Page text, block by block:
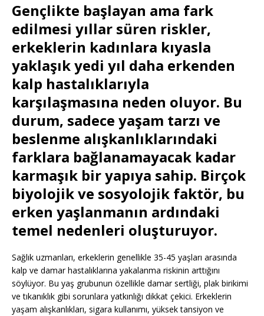
Gençlikte başlayan ama fark
edilmesi yıllar süren riskler,
erkeklerin kadınlara kıyasla
yaklaşık yedi yıl daha erkenden
kalp hastalıklarıyla
karşılaşmasına neden oluyor. Bu
durum, sadece yaşam tarzı ve
beslenme alışkanlıklarındaki
farklara bağlanamayacak kadar
karmaşık bir yapıya sahip. Birçok
biyolojik ve sosyolojik faktör, bu
erken yaşlanmanın ardındaki
temel nedenleri oluşturuyor.
Sağlık uzmanları, erkeklerin genellikle 35-45 yaşları arasında
kalp ve damar hastalıklarına yakalanma riskinin arttığını
söylüyor. Bu yaş grubunun özellikle damar sertliği, plak birikimi
ve tıkanıklık gibi sorunlara yatkınlığı dikkat çekici. Erkeklerin
yaşam alışkanlıkları, sigara kullanımı, yüksek tansiyon ve